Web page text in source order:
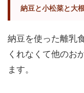
納豆と小松菜と大
納豆を使った離乳
くれなくて他のお
ます。